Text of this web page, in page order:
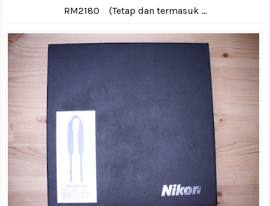
RM2180 (Tetap dan termasuk ...